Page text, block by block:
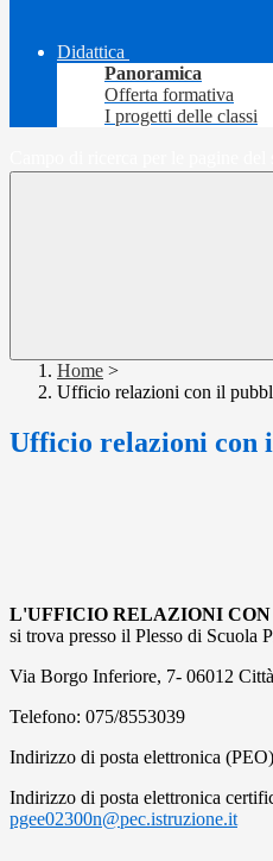
Didattica
Panoramica
Offerta formativa
I progetti delle classi
Home >
Ufficio relazioni con il
Ufficio relazioni con
L'UFFICIO RELAZIONI
si trova presso il Plesso di Scuola
Via Borgo Inferiore, 7- 06012
Telefono: 075/8553039
Indirizzo di posta elettronica
Indirizzo di posta elettronica
pgee02300n@pec.istruzione.it